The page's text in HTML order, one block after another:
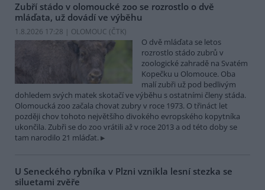
Zubří stádo v olomoucké zoo se rozrostlo o dvě
mláďata, už dovádí ve výběhu
1.8.2026 17:28 | OLOMOUC (ČTK)
O dvě mláďata se letos
rozrostlo stádo zubrů v
zoologické zahradě na Svatém
Kopečku u Olomouce. Oba
malí zubři už pod bedlivým
dohledem svých matek skotačí ve výběhu s ostatními členy stáda.
Olomoucká zoo začala chovat zubry v roce 1973. O třináct let
později chov tohoto největšího divokého evropského kopytníka
ukončila. Zubři se do zoo vrátili až v roce 2013 a od této doby se
tam narodilo 21 mláďat.
U Seneckého rybníka v Plzni vznikla lesní stezka se
siluetami zvěře